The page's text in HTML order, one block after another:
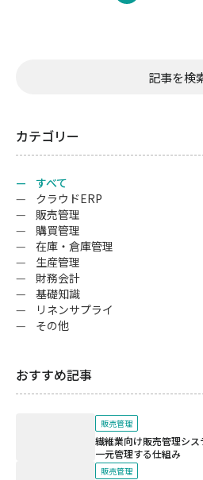
カテゴリー
すべて
クラウドERP
販売管理
購買管理
在庫・倉庫管理
生産管理
財務会計
基礎知識
リネンサプライ
その他
おすすめ記事
販売管理
繊維業向け販売管理シ
一元管理する仕組み
販売管理